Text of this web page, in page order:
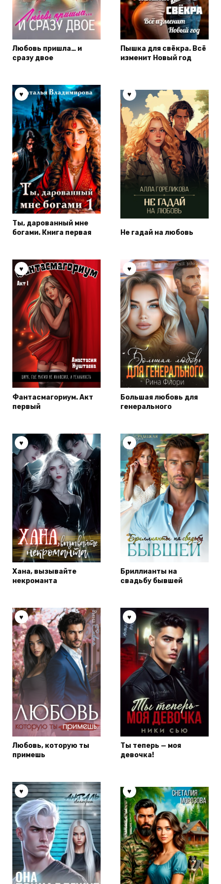
Любовь пришла… и
сразу двое
Пышка для свёкра. Всё
изменит Новый год
Ты, дарованный мне
богами. Книга первая
Не гадай на любовь
Фантасмагориум. Акт
первый
Большая любовь для
генерального
Хана, вызывайте
некроманта
Бриллианты на
свадьбу бывшей
Любовь, которую ты
примешь
Ты теперь — моя
девочка!